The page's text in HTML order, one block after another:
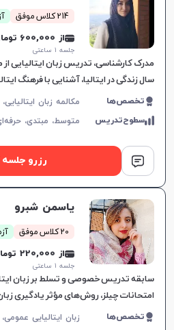
214 کلاس موفق
از 600,000 تومان
جلسه ۱ ساعتی
مدرک کارشناسی، تدریس زبان ایتالیایی
سال زندگی در ایتالیا، آشنایی با فرهنگ
جذاب.تخصص‌ها
سطوح‌تدریس متوسط، مبتدی،
رزرو
یاسمن شبرو
20 کلاس موفق
از 220,000 تومان
جلسه ۱ ساعتی
امتحانات چیلز، روش‌های مؤثر یادگیری
تخصص‌ها
زبان ایتالیایی عمومی، CILS